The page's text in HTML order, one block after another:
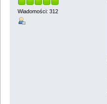
Wiadomości: 312